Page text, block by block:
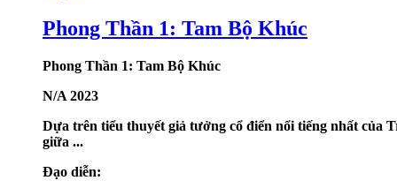
Phong Thần 1: Tam Bộ Khúc
Phong Thần 1: Tam Bộ Khúc
N/A 2023
Dựa trên tiểu thuyết giả tưởng cổ điển nổi tiếng nhất của
giữa ...
Đạo diễn: